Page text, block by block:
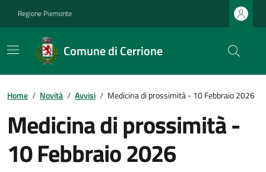
Regione Piemonte
Comune di Cerrione
Home / Novità / Avvisi / Medicina di prossimità - 10 Febbraio 2026
Medicina di prossimità -
10 Febbraio 2026